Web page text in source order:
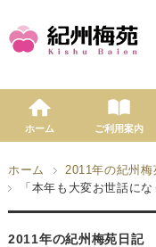
ホーム ご利用案内
ホーム
2011年の紀州梅
「本年も大変お世話に
2011年の紀州梅苑日記